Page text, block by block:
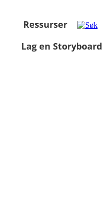
Ressurser
Lag en Storyboard